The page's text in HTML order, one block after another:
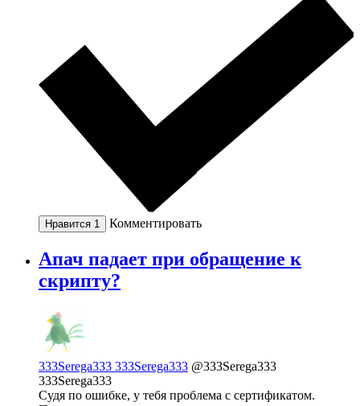
Нравится 1 Комментировать
Апач падает при обращение к
скрипту?
333Serega333 333Serega333 @333Serega333
333Serega333
Судя по ошибке, у тебя проблема с сертификатом.